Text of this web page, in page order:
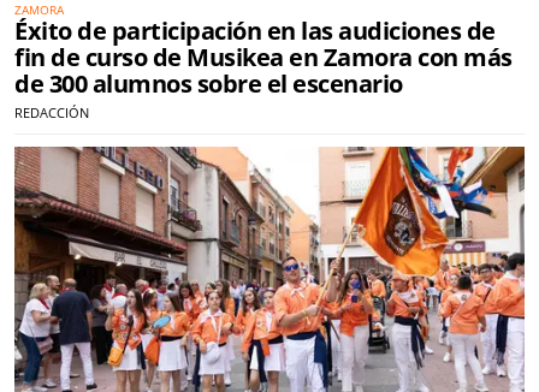
ZAMORA
Éxito de participación en las audiciones de
fin de curso de Musikea en Zamora con más
de 300 alumnos sobre el escenario
REDACCIÓN